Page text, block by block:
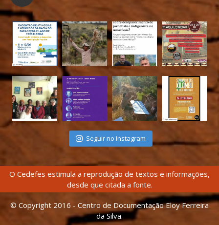
Seguir no Instagram
O Cedefes estimula a reprodução de textos e informações,
desde que citada a fonte.
© Copyright 2016 - Centro de Documentação Eloy Ferreira
da Silva.